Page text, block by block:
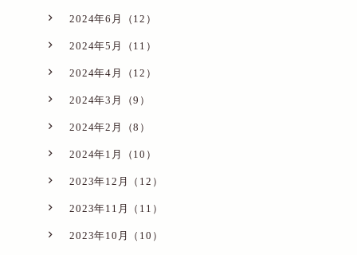
2024年6月（12）
2024年5月（11）
2024年4月（12）
2024年3月（9）
2024年2月（8）
2024年1月（10）
2023年12月（12）
2023年11月（11）
2023年10月（10）